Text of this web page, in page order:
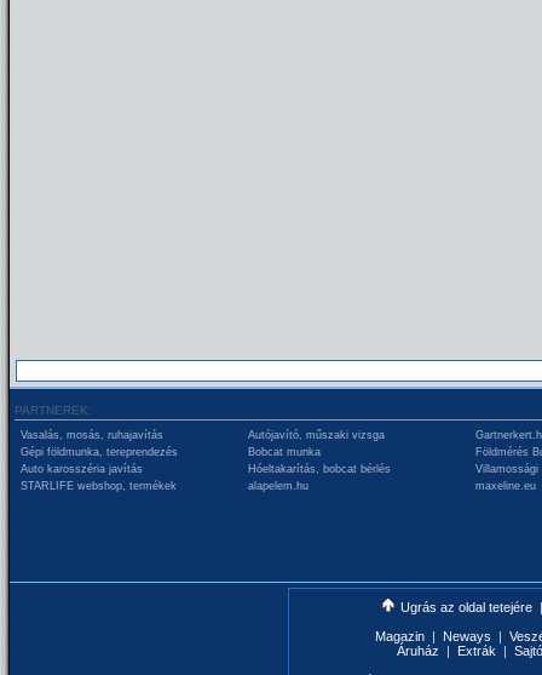
PARTNEREK:
Vasalás, mosás, ruhajavítás Autójavító, műszaki vizsga
Gépi földmunka, tereprendezés
Bobcat munka
Földmérés
Auto karosszéria javítás
Hóeltakarítás, bobcat bérlés
Villamossági
STARLIFE webshop, termékek
alapelem.hu maxeline.eu
Ugrás az oldal tetejére
|
Magazin | Neways |
Áruház
| Extrák |